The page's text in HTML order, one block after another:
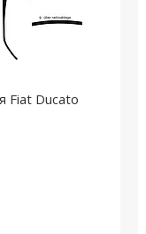
Fiat Ducato